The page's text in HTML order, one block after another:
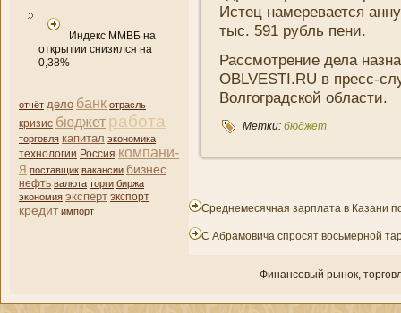
Индекс ММВБ на
открытии снизился на
0,38%
отчёт дело банк отрасль
кризис бюджет работа
торговля капитал экономика
технологии Россия компани­
я поставщик вакансии бизнес
нефть валюта торги биржа
экономия эксперт экспорт
кредит импорт
Истец намеревается
тыс. 591 рубль пени­.
Рассмотрени­е дела
OBLVESTI.RU в пресс-
Волгоградской области.
Метки: бюджет
Среднемесячная зарплата в Казани
С Абрамовича спросят восьмерной
Финансовый рынок,